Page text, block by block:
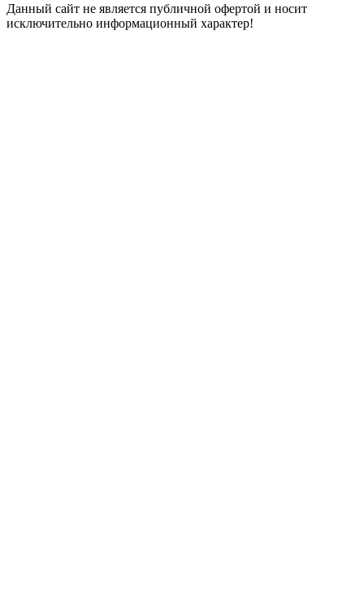
Данный сайт не является публичной офертой и носит
исключительно информационный характер!